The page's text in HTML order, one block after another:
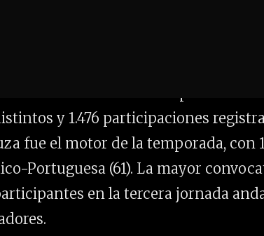
julio de 2026, más de diez meses
Entre ambas fechas se disputaron 76
y 1.476 participaciones
fue el motor de la temporada, con
Portuguesa (61). La mayor
en la tercera jornada